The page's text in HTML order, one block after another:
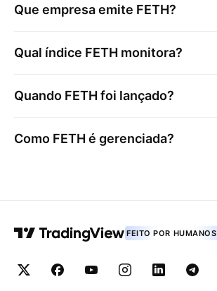
Que empresa emite FETH?
Qual índice FETH monitora?
Quando FETH foi lançado?
Como FETH é gerenciada?
FEITO POR HUMANOS